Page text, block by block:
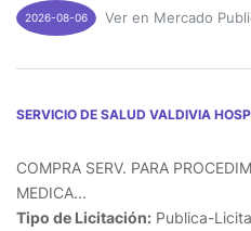
2026-08-06 Ver en Mercado
SERVICIO DE SALUD VALDIVIA
COMPRA SERV. PARA
MEDICA...
Tipo de Licitación: Publica-